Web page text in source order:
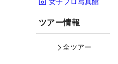
ツアー情報
全ツアー